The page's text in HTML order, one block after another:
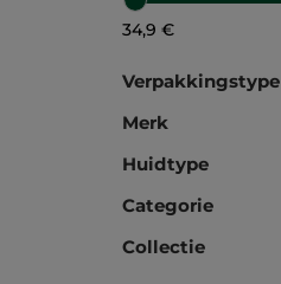
34,9 €
Verpakkingstype
Merk
Huidtype
Categorie
Collectie